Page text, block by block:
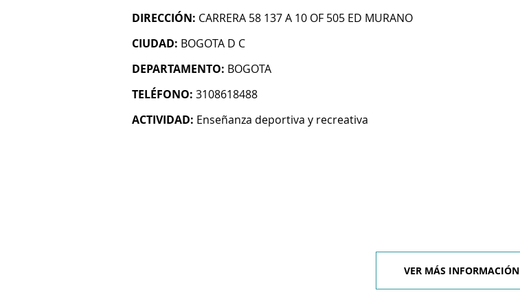
DIRECCIÓN: CARRERA 58 137 A 10 OF 505 ED MURANO
CIUDAD: BOGOTA D C
DEPARTAMENTO: BOGOTA
TELÉFONO: 3108618488
ACTIVIDAD: Enseñanza deportiva y recreativa
VER MÁS INFORMACIÓN